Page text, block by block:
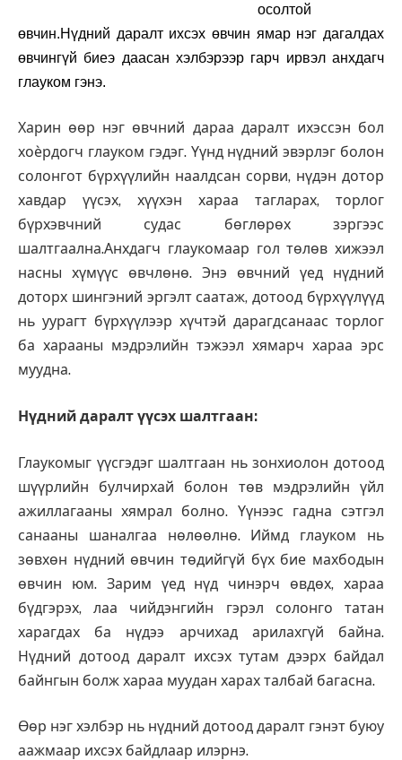
осолтой
өвчин.Нүдний даралт ихсэх өвчин ямар нэг дагалдах
өвчингүй биеэ даасан хэлбэрээр гарч ирвэл анхдагч
глауком гэнэ.
Харин өөр нэг өвчний дараа даралт ихэссэн бол
хоѐрдогч глауком гэдэг. Үүнд нүдний эвэрлэг болон
солонгот бүрхүүлийн наалдсан сорви, нүдэн дотор
хавдар үүсэх, хүүхэн хараа тагларах, торлог
бүрхэвчний судас бөглөрөх зэргээс
шалтгаална.Анхдагч глаукомаар гол төлөв хижээл
насны хүмүүс өвчлөнө. Энэ өвчний үед нүдний
доторх шингэний эргэлт саатаж, дотоод бүрхүүлүүд
нь уурагт бүрхүүлээр хүчтэй дарагдсанаас торлог
ба харааны мэдрэлийн тэжээл хямарч хараа эрс
муудна.
Нүдний даралт үүсэх шалтгаан:
Глаукомыг үүсгэдэг шалтгаан нь зонхиолон дотоод
шүүрлийн булчирхай болон төв мэдрэлийн үйл
ажиллагааны хямрал болно. Үүнээс гадна сэтгэл
санааны шаналгаа нөлөөлнө. Иймд глауком нь
зөвхөн нүдний өвчин төдийгүй бүх бие махбодын
өвчин юм. Зарим үед нүд чинэрч өвдөх, хараа
бүдгэрэх, лаа чийдэнгийн гэрэл солонго татан
харагдах ба нүдээ арчихад арилахгүй байна.
Нүдний дотоод даралт ихсэх тутам дээрх байдал
байнгын болж хараа муудан харах талбай багасна.
Өөр нэг хэлбэр нь нүдний дотоод даралт гэнэт буюу
аажмаар ихсэх байдлаар илэрнэ.